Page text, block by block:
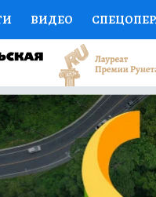
ВИДЕО
НАУКА СПОРТ
ДОКТОР
ПРОГНОЗЫ НА СПОРТ